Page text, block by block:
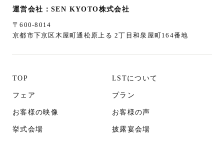
運営会社：SEN KYOTO株式会社
〒600-8014
京都市下京区木屋町通松原上る 2丁目和泉屋町164番地
TOP LSTについて
フェア プラン
お客様の映像 お客様の声
挙式会場 披露宴会場